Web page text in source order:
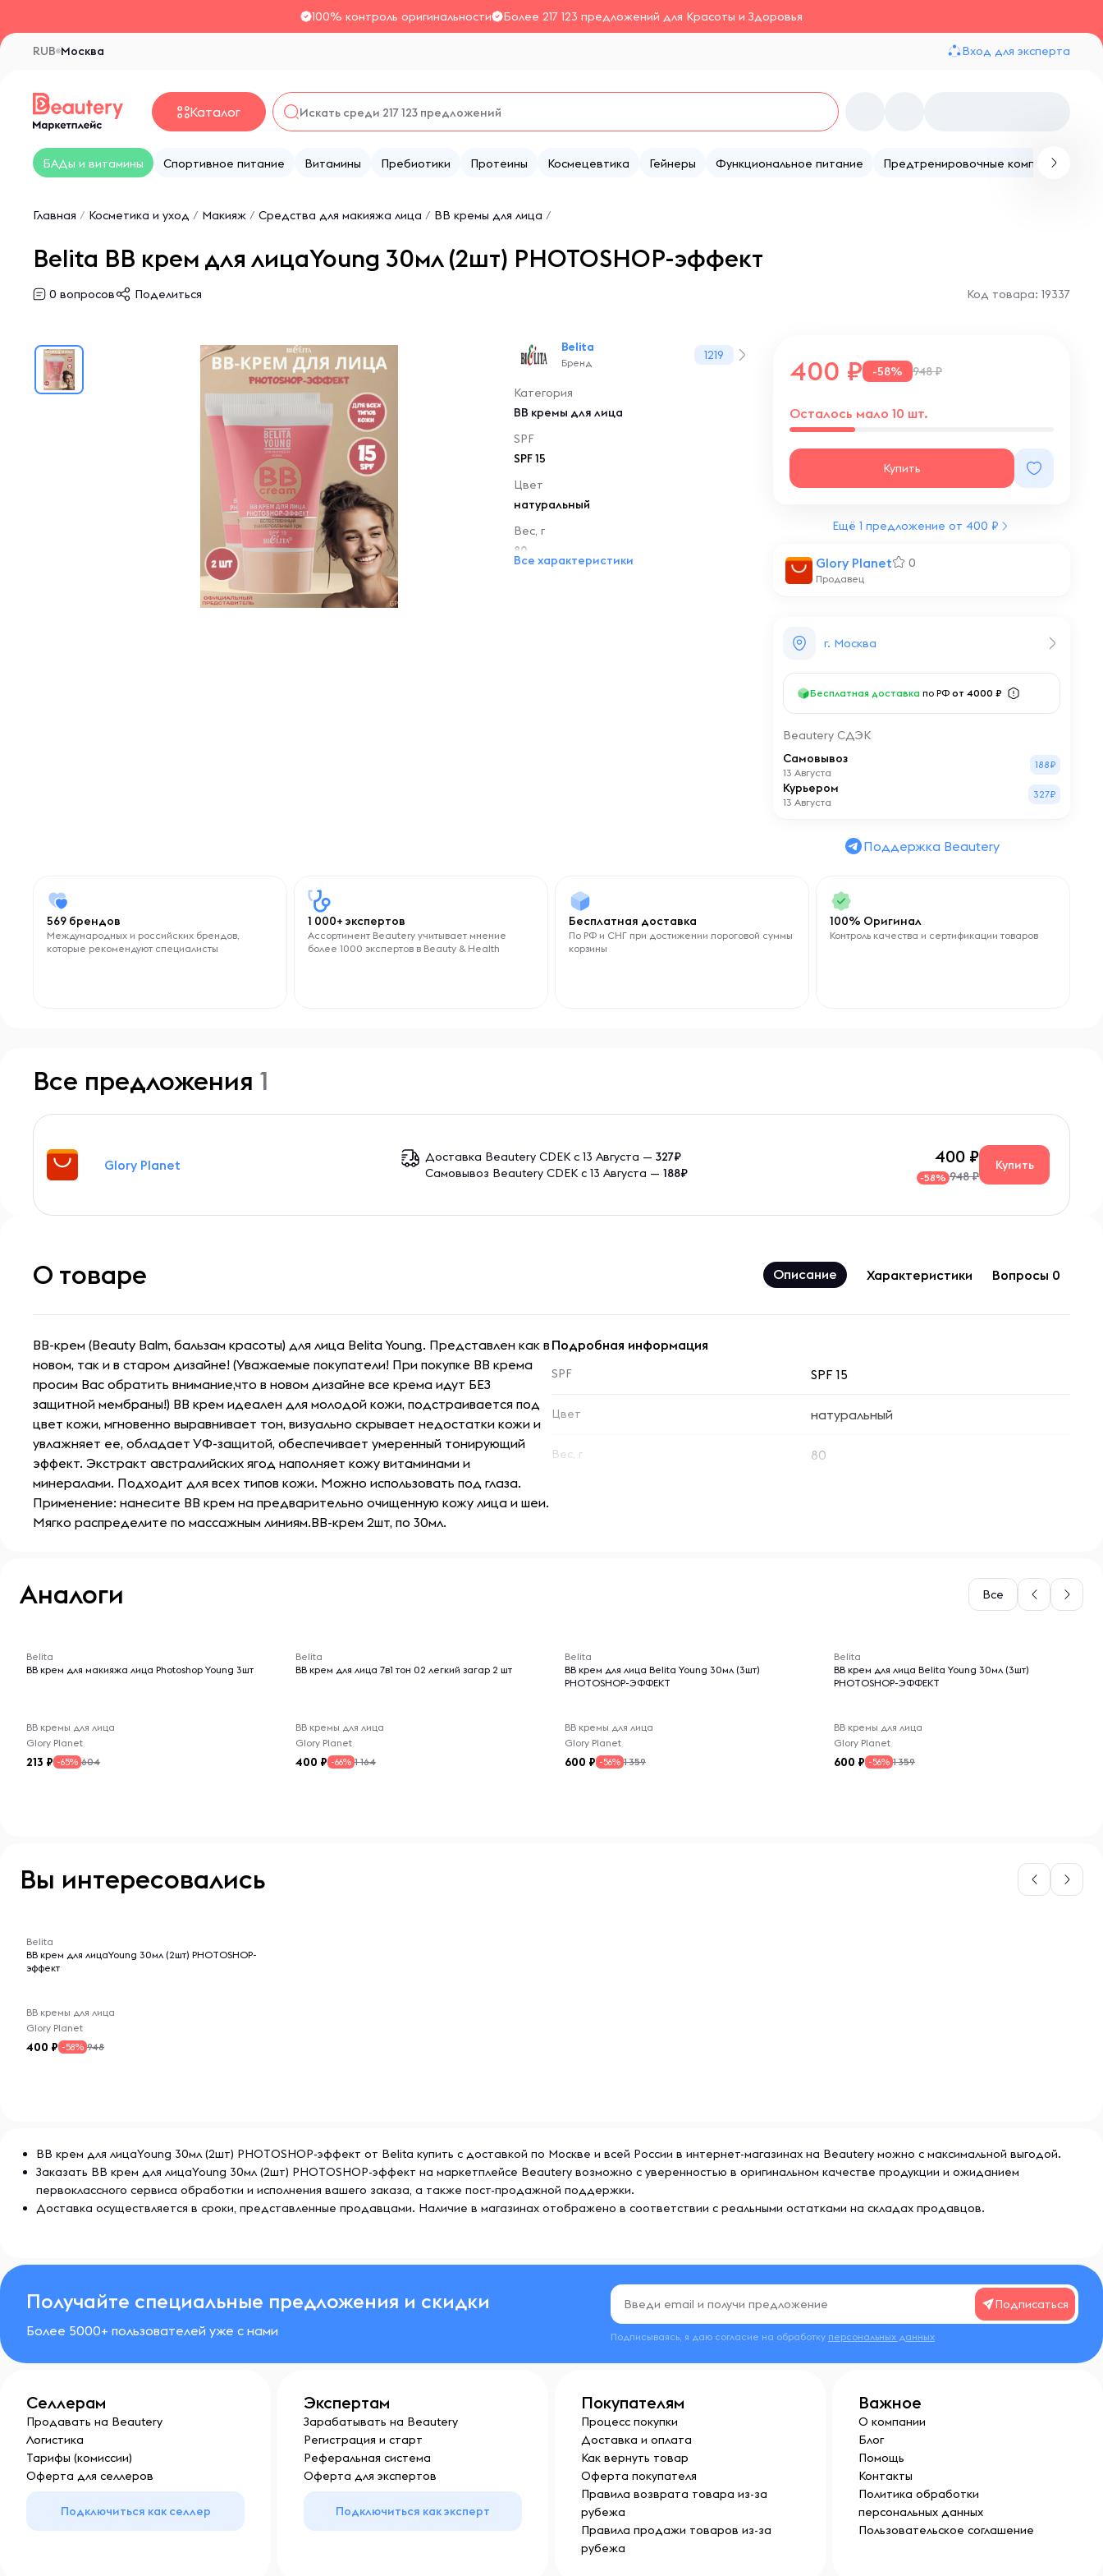
100% контроль оригинальности Более 217 123 предложений для Красоты и Здоровья
Москва
RUB Вход для эксперта
Каталог
БАДы и витамины Спортивное питание Витамины Пребиотики Протеины Космецевтика Гейнеры Функциональное питание Предтренировочные комплексы
Главная / Косметика и уход / Макияж / Средства для макияжа лица / BB кремы для лица /
Belita ВВ крем для лицаYoung 30мл (2шт) PHOTOSHOP-эффект
0 вопросов Поделиться Код товара: 19337
Belita
Бренд
1219
Категория
BB кремы для лица
SPF
SPF 15
Цвет
натуральный
Вес, г
80
Все характеристики Glory Planet 0
Продавец
400 -58% 948 ₽
Осталось мало 10 шт.
Купить
г. Москва
Бесплатная доставка по РФ от 4000 ₽
Beautery СДЭК
Самовывоз
13 Августа
188₽
Курьером
13 Августа
327₽
Ещё 1 предложение от 400 ₽
Поддержка Beautery
569 брендов
Международных и российских брендов,
которые рекомендуют специалисты
1 000+ экспертов
Ассортимент Beautery учитывает мнение
более 1000 экспертов в Beauty & Health
Бесплатная доставка
По РФ и СНГ при достижении пороговой суммы
корзины
100% Оригинал
Контроль качества и сертификации товаров
Все предложения 1
Glory Planet Доставка Beautery CDEK с 13 Августа —327₽
Самовывоз Beautery CDEK с 13 Августа —188₽
400
-58% 948 ₽
Купить
О товаре Описание Характеристики Вопросы 0
BB-крем (Beauty Balm, бальзам красоты) для лица Belita Young. Представлен как в
новом, так и в старом дизайне! (Уважаемые покупатели! При покупке BB крема
просим Вас обратить внимание,что в новом дизайне все крема идут БЕЗ
защитной мембраны!) ВВ крем идеален для молодой кожи, подстраивается под
цвет кожи, мгновенно выравнивает тон, визуально скрывает недостатки кожи и
увлажняет ее, обладает УФ-защитой, обеспечивает умеренный тонирующий
эффект. Экстракт австралийских ягод наполняет кожу витаминами и
минералами. Подходит для всех типов кожи. Можно использовать под глаза.
Применение: нанесите BB крем на предварительно очищенную кожу лица и шеи.
Мягко распределите по массажным линиям.BB-крем 2шт, по 30мл.
Подробная информация
SPF SPF 15
Цвет натуральный
Вес, г 80
Аналоги Все
Belita
BВ крем для макияжа лица Photoshop Young 3шт
BB кремы для лица
Glory Planet
213 -65% 604
Belita
BB крем для лица 7в1 тон 02 легкий загар 2 шт
BB кремы для лица
Glory Planet
400 -66% 1 164
Belita
ВВ крем для лица Belita Young 30мл (3шт)
PHOTOSHOP-ЭФФЕКТ
BB кремы для лица
Glory Planet
600 -56% 1 359
Belita
ВВ крем для лица Belita Young 30мл (3шт)
PHOTOSHOP-ЭФФЕКТ
BB кремы для лица
Glory Planet
600 -56% 1 359
Вы интересовались
Belita
ВВ крем для лицаYoung 30мл (2шт) PHOTOSHOP-
эффект
BB кремы для лица
Glory Planet
400 -58% 948
ВВ крем для лицаYoung 30мл (2шт) PHOTOSHOP-эффект от Belita купить с доставкой по Москве и всей России в интернет-магазинах на Beautery можно с максимальной выгодой.
Заказать ВВ крем для лицаYoung 30мл (2шт) PHOTOSHOP-эффект на маркетплейсе Beautery возможно с уверенностью в оригинальном качестве продукции и ожиданием
первоклассного сервиса обработки и исполнения вашего заказа, а также пост-продажной поддержки.
Доставка осуществляется в сроки, представленные продавцами. Наличие в магазинах отображено в соответствии с реальными остатками на складах продавцов.
Получайте специальные предложения и скидки
Более 5000+ пользователей уже с нами
Подписаться
Подписываясь, я даю согласие на обработку персональных данных
Селлерам
Продавать на Beautery
Логистика
Тарифы (комиссии)
Оферта для селлеров
Подключиться как селлер
Экспертам
Зарабатывать на Beautery
Регистрация и старт
Реферальная система
Оферта для экспертов
Подключиться как эксперт
Покупателям
Процесс покупки
Доставка и оплата
Как вернуть товар
Оферта покупателя
Правила возврата товара из-за
рубежа
Правила продажи товаров из-за
рубежа
Важное
О компании
Блог
Помощь
Контакты
Политика обработки
персональных данных
Пользовательское соглашение